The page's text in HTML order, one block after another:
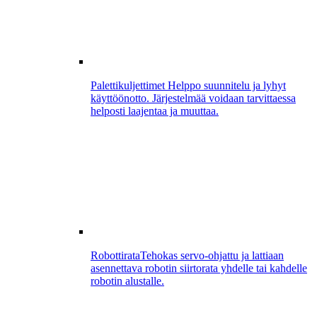
Palettikuljettimet Helppo suunnitelu ja lyhyt
käyttöönotto. Järjestelmää voidaan tarvittaessa
helposti laajentaa ja muuttaa.
RobottirataTehokas servo-ohjattu ja lattiaan
asennettava robotin siirtorata yhdelle tai kahdelle
robotin alustalle.